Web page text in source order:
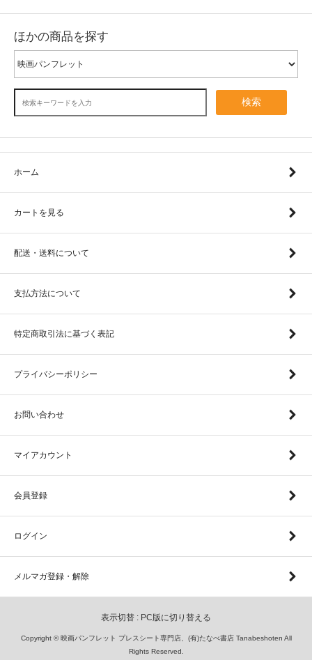
ほかの商品を探す
検索
ホーム
カートを見る
配送・送料について
支払方法について
特定商取引法に基づく表記
プライバシーポリシー
お問い合わせ
マイアカウント
会員登録
ログイン
メルマガ登録・解除
表示切替 : PC版に切り替える
Copyright © 映画パンフレット プレスシート専門店、(有)たなべ書店 Tanabeshoten All
Rights Reserved.